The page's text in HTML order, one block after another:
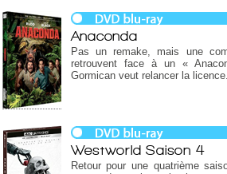
Anaconda
Pas un remake, mais une
retrouvent face à un «
Gormican veut relancer la licence.
Westworld Saison 4
Retour pour une quatrième